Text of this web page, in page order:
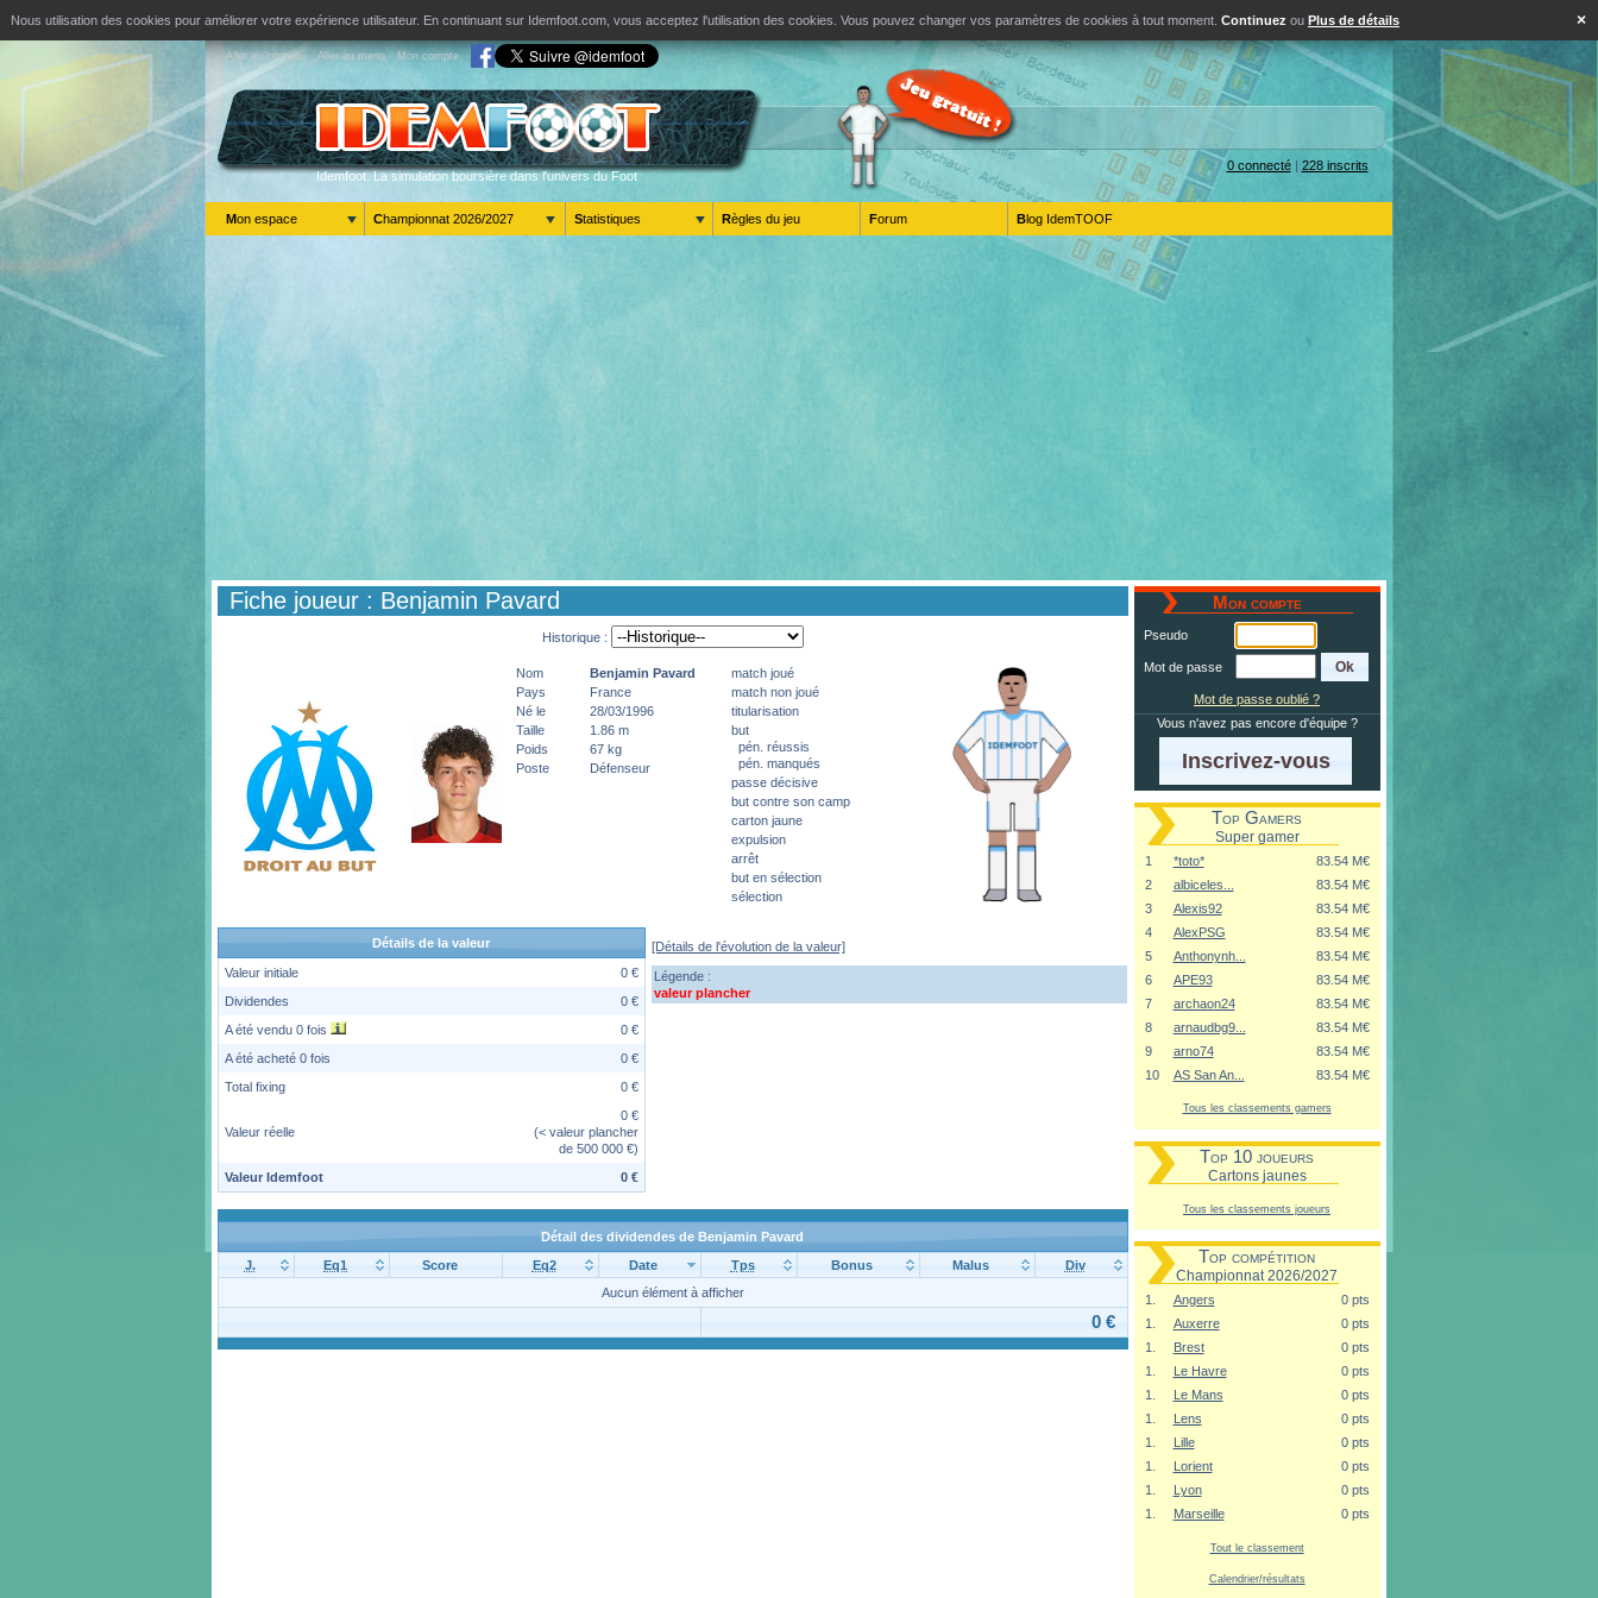
×
Nous utilisation des cookies pour améliorer votre expérience utilisateur. En continuant sur Idemfoot.com, vous acceptez l'utilisation des cookies. Vous pouvez changer vos paramètres de cookies à tout moment. Continuez ou Plus de détails
Aller au contenu Aller au menu Mon compte
Idemfoot. La simulation boursière dans l'univers du Foot
0 connecté| 228 inscrits
Mon espace Championnat 2026/2027 Statistiques Règles du jeu Forum Blog IdemTOOF
Fiche joueur : Benjamin Pavard
Historique :
Nom Benjamin Pavard
Pays
France
Né le
28/03/1996
Taille
1.86 m
Poids
67 kg
Poste
Défenseur
match joué
match non joué
titularisation
but
pén. réussis
pén. manqués
passe décisive
but contre son camp
carton jaune
expulsion
arrêt
but en sélection
sélection
Détails de la valeur
Valeur initiale
0 €
Dividendes
0 €
A été vendu 0 fois
0 €
A été acheté 0 fois
0 €
Total fixing
0 €
Valeur réelle
0 €
(< valeur plancher
de 500 000 €)
Valeur Idemfoot
0 €
[Détails de l'évolution de la valeur]
Légende :
valeur plancher
Détail des dividendes de Benjamin Pavard
J.
Eq1 Score Eq2 Date Tps Bonus Malus Div
0 €
Aucun élément à afficher
Mon compte
Pseudo
Mot de passe
Mot de passe oublié ?
Vous n'avez pas encore d'équipe ?
Inscrivez-vous
Top Gamers
Super gamer
1 *toto*
83.54 M€
2
albiceles...
83.54 M€
3
Alexis92
83.54 M€
4
AlexPSG
83.54 M€
5
Anthonynh...
83.54 M€
6
APE93
83.54 M€
7
archaon24
83.54 M€
8
arnaudbg9...
83.54 M€
9
arno74
83.54 M€
10
AS San An... 83.54 M€
Tous les classements gamers
Top 10 joueurs
Cartons jaunes
Tous les classements joueurs
Top compétition
Championnat 2026/2027
1. Angers
0 pts
1.
Auxerre
0 pts
1.
Brest
0 pts
1.
Le Havre
0 pts
1.
Le Mans
0 pts
1.
Lens
0 pts
1.
Lille
0 pts
1.
Lorient
0 pts
1.
Lyon
0 pts
1.
Marseille 0 pts
Tout le classement
Calendrier/résultats